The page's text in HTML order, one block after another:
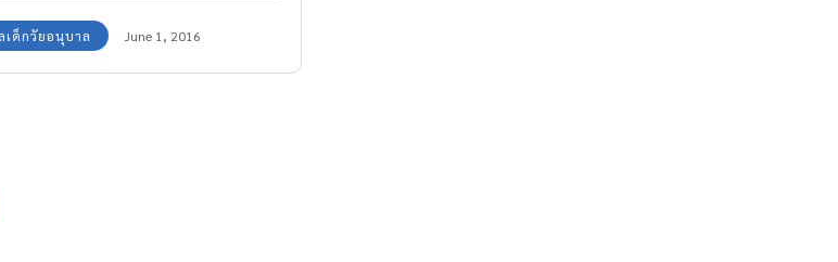
นแรง
เด็กวัยอนุบาล June 1, 2016